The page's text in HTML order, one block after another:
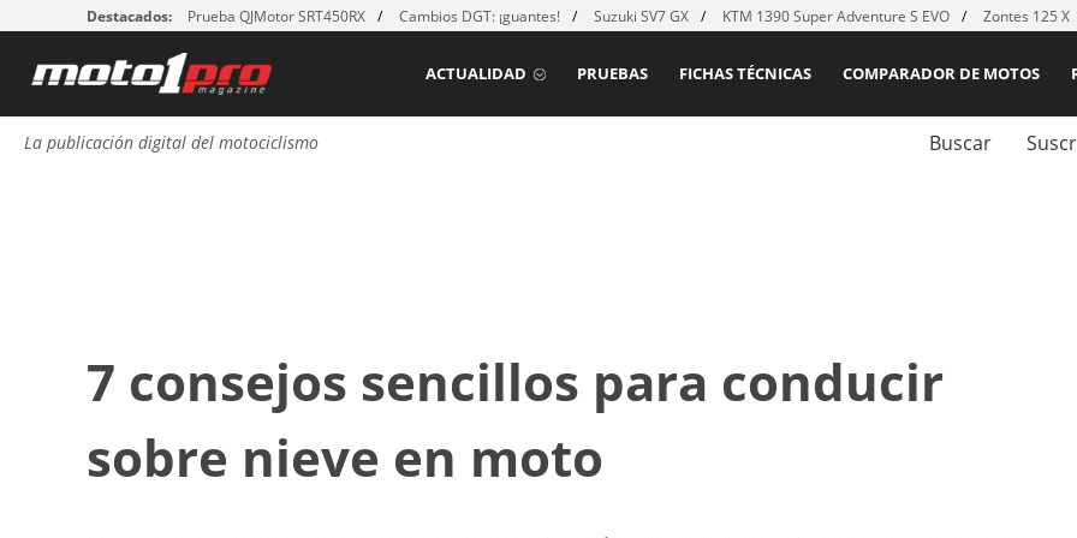
Destacados: Prueba QJMotor SRT450RX Cambios DGT: ¡guantes! Suzuki SV7 GX KTM 1390 Super Adventure S EVO Zontes 125 X
COMPARADOR DE MOTOS
FICHAS TÉCNICAS
PRUEBAS
ACTUALIDAD
La publicación digital del motociclismo Buscar
7 consejos sencillos para conducir
sobre nieve en moto